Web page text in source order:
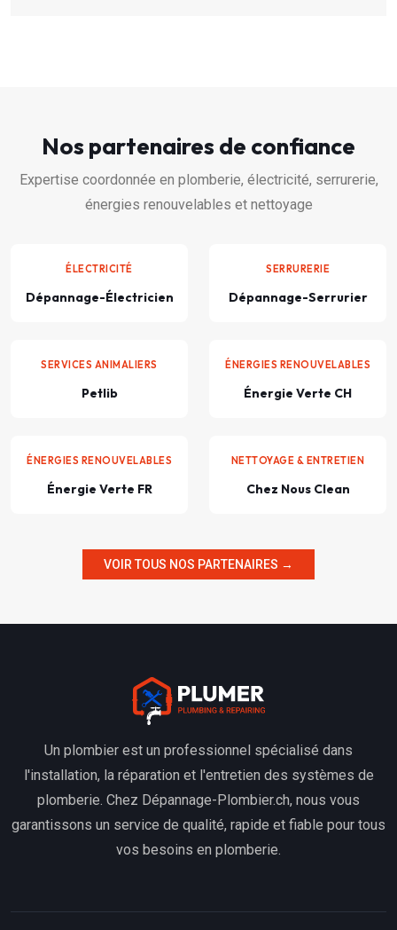
Nos partenaires de confiance
Expertise coordonnée en plomberie, électricité, serrurerie,
énergies renouvelables et nettoyage
ÉLECTRICITÉ
Dépannage-Électricien
SERRURERIE
Dépannage-Serrurier
SERVICES ANIMALIERS
Petlib
ÉNERGIES RENOUVELABLES
Énergie Verte CH
ÉNERGIES RENOUVELABLES
Énergie Verte FR
NETTOYAGE & ENTRETIEN
Chez Nous Clean
VOIR TOUS NOS PARTENAIRES →
Un plombier est un professionnel spécialisé dans
l'installation, la réparation et l'entretien des systèmes de
plomberie. Chez Dépannage-Plombier.ch, nous vous
garantissons un service de qualité, rapide et fiable pour tous
vos besoins en plomberie.